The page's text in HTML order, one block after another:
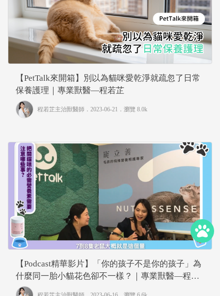
【PetTalk來開箱】別以為貓咪愛乾淨就疏忽了日常
保養護理｜專業獸醫—程若芷
程若芷主治獸醫師 ．2023-06-21． 瀏覽 8.0k
【Podcast精華影片】「你的孩子不是你的孩子」為
什麼同一胎小貓花色卻不一樣？｜專業獸醫—程若
芷